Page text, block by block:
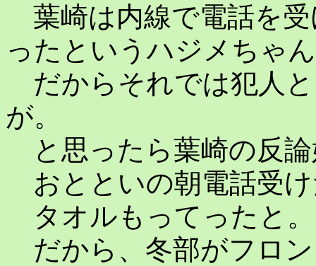
葉崎は内線で電話を
ったというハジメちゃ
だからそれでは犯人
が。
と思ったら葉崎の反
おとといの朝電話受
タオルもってったと。
だから、冬部がフロ